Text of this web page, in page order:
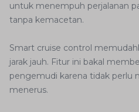
untuk menempuh perjalanan
tanpa kemacetan.
Smart cruise control
jarak jauh. Fitur ini bakal
pengemudi karena tidak perlu
menerus.